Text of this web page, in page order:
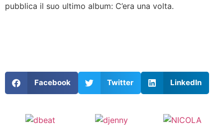
pubblica il suo ultimo album: C’era una volta.
Facebook Twitter LinkedIn